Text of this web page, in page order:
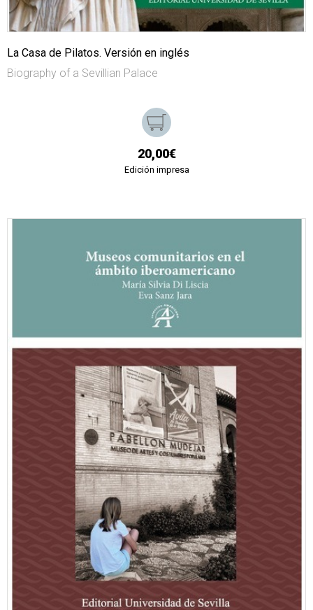
La Casa de Pilatos. Versión en inglés
Biography of a Sevillian Palace
20,00€
Edición impresa